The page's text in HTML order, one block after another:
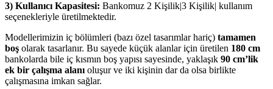
3) Kullanıcı Kapasitesi: Bankomuz 2 Kişilik|3 Kişilik| kullanım
seçenekleriyle üretilmektedir.
Modellerimizin iç bölümleri (bazı özel tasarımlar hariç) tamamen
boş olarak tasarlanır. Bu sayede küçük alanlar için üretilen 180 cm
bankolarda bile iç kısmın boş yapısı sayesinde, yaklaşık 90 cm’lik
ek bir çalışma alanı oluşur ve iki kişinin dar da olsa birlikte
çalışmasına imkan sağlar.